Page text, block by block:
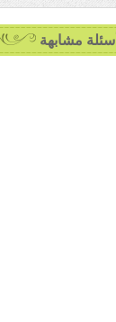
أسئلة مشابهة